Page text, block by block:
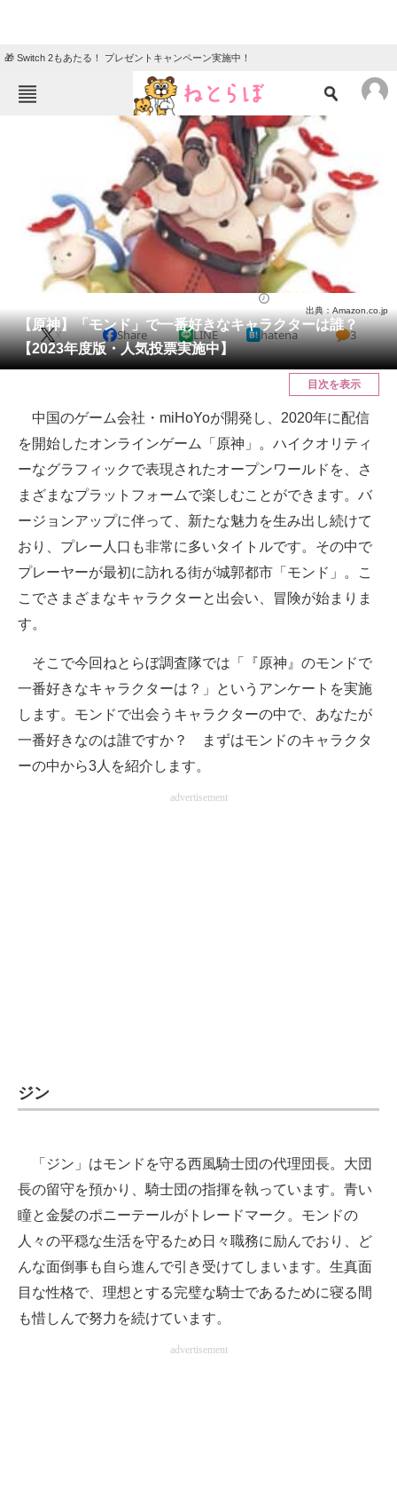
🎁 Switch 2もあたる！ プレゼントキャンペーン実施中！
ねとらぼメニュー
ニュース
クイズ
グルメ 地域
教育・育児
リサーチ
会員記事
メディア
ITの今と未来を見通す
スマホと通信の最新トレンド
進化するPCとデバイスの未来
好きが集まる 比べて選べる
企業ITのトレンドを詳説
マーケ×ITの今がよく分かる
【原神】「モンド」で一番好きなキャラクターは誰？
【2023年度版・人気投票実施中】
出典：Amazon.co.jp
X Share LINE hatena 3
目次を表示
中国のゲーム会社・miHoYoが開発し、2020年に配信
を開始したオンラインゲーム「原神」。ハイクオリティ
ーなグラフィックで表現されたオープンワールドを、さ
まざまなプラットフォームで楽しむことができます。バ
ージョンアップに伴って、新たな魅力を生み出し続けて
おり、プレー人口も非常に多いタイトルです。その中で
プレーヤーが最初に訪れる街が城郭都市「モンド」。こ
こでさまざまなキャラクターと出会い、冒険が始まりま
す。
そこで今回ねとらぼ調査隊では「『原神』のモンドで
一番好きなキャラクターは？」というアンケートを実施
します。モンドで出会うキャラクターの中で、あなたが
一番好きなのは誰ですか？ まずはモンドのキャラクタ
ーの中から3人を紹介します。
advertisement
ジン
「ジン」はモンドを守る西風騎士団の代理団長。大団
長の留守を預かり、騎士団の指揮を執っています。青い
瞳と金髪のポニーテールがトレードマーク。モンドの
人々の平穏な生活を守るため日々職務に励んでおり、ど
んな面倒事も自ら進んで引き受けてしまいます。生真面
目な性格で、理想とする完璧な騎士であるために寝る間
も惜しんで努力を続けています。
advertisement